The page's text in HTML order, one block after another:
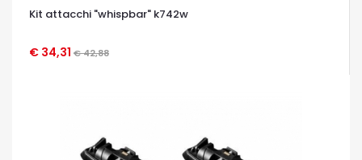
Kit attacchi "whispbar" k742w
€ 34,31 € 42,88
OCCHIATA VELOCE